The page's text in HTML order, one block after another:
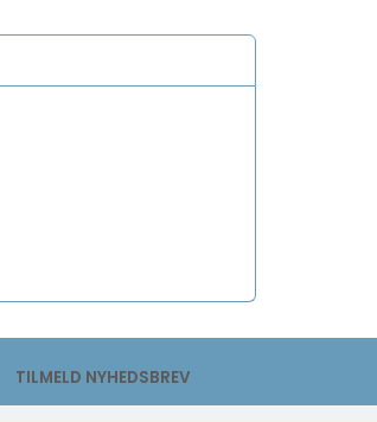
TILMELD NYHEDSBREV